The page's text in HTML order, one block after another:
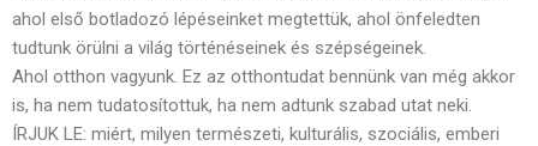
ahol első botladozó lépéseinket megtettük, ahol önfeledten
tudtunk örülni a világ történéseinek és szépségeinek.
Ahol otthon vagyunk. Ez az otthontudat bennünk van még akkor
is, ha nem tudatosítottuk, ha nem adtunk szabad utat neki.
ÍRJUK LE: miért, milyen természeti, kulturális, szociális, emberi